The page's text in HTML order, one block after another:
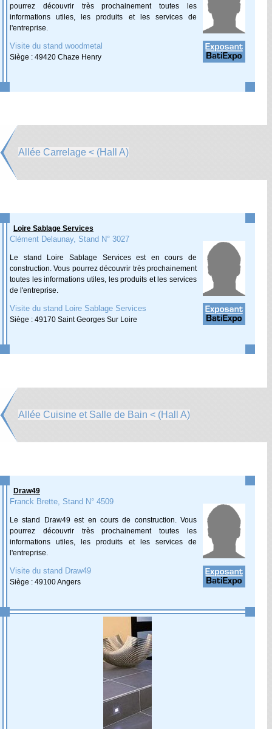
pourrez découvrir très prochainement toutes les
informations utiles, les produits et les services de
l'entreprise.
Visite du stand woodmetal
Siège : 49420 Chaze Henry
Allée Carrelage < (Hall A)
Loire Sablage Services
Clément Delaunay, Stand N° 3027
Le stand Loire Sablage Services est en cours de
construction. Vous pourrez découvrir très prochainement
toutes les informations utiles, les produits et les services
de l'entreprise.
Visite du stand Loire Sablage Services
Siège : 49170 Saint Georges Sur Loire
Allée Cuisine et Salle de Bain < (Hall A)
Draw49
Franck Brette, Stand N° 4509
Le stand Draw49 est en cours de construction. Vous
pourrez découvrir très prochainement toutes les
informations utiles, les produits et les services de
l'entreprise.
Visite du stand Draw49
Siège : 49100 Angers